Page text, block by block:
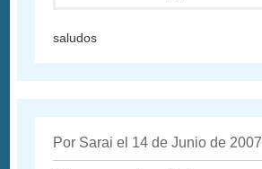
saludos
Por Sarai el 14 de Junio de 2007